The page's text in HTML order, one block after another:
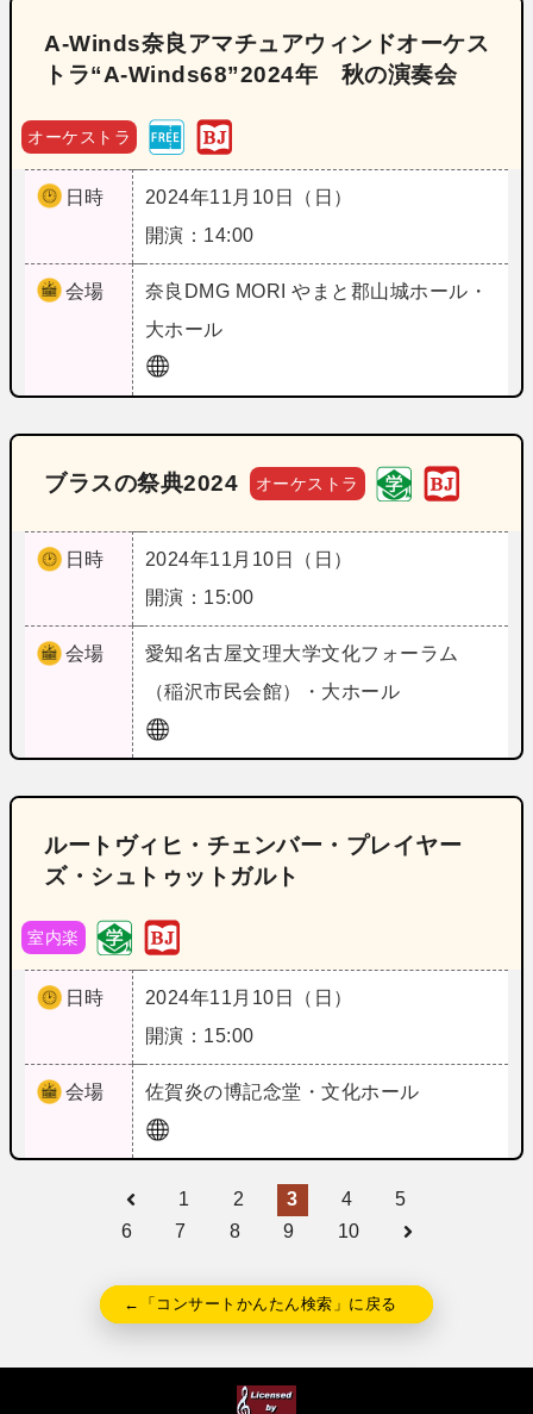
A‐Winds奈良アマチュアウィンドオーケス
トラ“A‐Winds68”2024年 秋の演奏会
オーケストラ
日時
2024年11月10日（日）
開演：14:00
会場 奈良 DMG MORI やまと郡山城ホール・
大ホール
ブラスの祭典2024 オーケストラ
日時
2024年11月10日（日）
開演：15:00
会場 愛知名古屋文理大学文化フォーラム
（稲沢市民会館）・大ホール
ルートヴィヒ・チェンバー・プレイヤー
ズ・シュトゥットガルト
室内楽
日時
2024年11月10日（日）
開演：15:00
会場 佐賀炎の博記念堂・文化ホール
1 2 3 4
5
6
7 8 9 10
←「コンサートかんたん検索」に戻る